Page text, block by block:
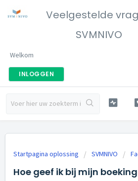
Veelgestelde
SVMNIVO
Welkom
INLOGGEN
Startpagina oplossing SVMNIVO
Hoe geef ik bij mijn